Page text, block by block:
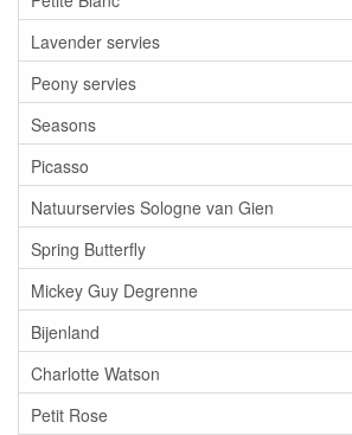
Lavender servies
Peony servies
Seasons
Picasso
Natuurservies Sologne van Gien
Spring Butterfly
Mickey Guy Degrenne
Bijenland
Charlotte Watson
Petit Rose